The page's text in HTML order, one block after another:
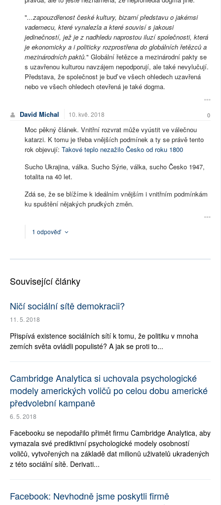
"...zapouzdřenost české kultury, bizarní představu o jakémsi
vademecu, které vynalezla a které souvisí s jakousi
jedinečností, jež je z nadhledu naprostou iluzí společnosti, která
je ekonomicky a i politicky rozprostřena do globálních řetězců a
mezinárodních paktů." Globální řetězce a mezinárodní pakty se
s uzavřenou kulturou navzájem nepodporují, ale také nevylučují.
Představa, že společnost je buď ve všech ohledech uzavřená
nebo ve všech ohledech otevřená je také dogma.
David Michal 10. kvě. 2018 0
Moc pěkný článek. Vnitřní rozvrat může vyústit ve válečnou
katarzi. K tomu je třeba vnějších podmínek a ty se právě tento
rok objevují: Takové teplo nezažilo Česko od roku 1800
Sucho Ukrajina, válka. Sucho Sýrie, válka, sucho Česko 1947,
totalita na 40 let.
Zdá se, že se blížíme k ideálním vnějším i vnitřním podmínkám
ku spuštění nějakých prudkých změn.
1 odpověď
Související články
Ničí sociální sítě demokracii?
11. 5. 2018
Přispívá existence sociálních sítí k tomu, že politiku v mnoha
zemích světa ovládli populisté? A jak se proti to...
Cambridge Analytica si uchovala psychologické
modely amerických voličů po celou dobu americké
předvolební kampaně
6. 5. 2018
Facebooku se nepodařilo přimět firmu Cambridge Analytica, aby
vymazala své prediktivní psychologické modely osobností
voličů, vytvořených na základě dat milionů uživatelů ukradených
z této sociální sítě. Derivati...
Facebook: Nevhodně jsme poskytli firmě